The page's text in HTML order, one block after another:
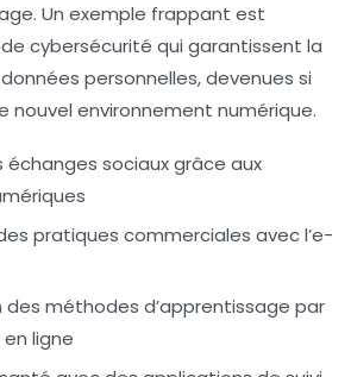
Un exemple frappant est
cybersécurité qui garantissent la
personnelles, devenues si
nouvel environnement numérique.
échanges sociaux grâce aux
pratiques commerciales avec l’e-
des méthodes d’apprentissage par
ligne